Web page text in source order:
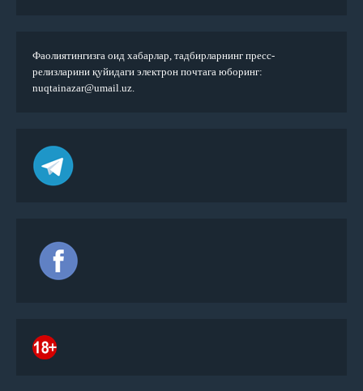
Фаолиятингизга оид хабарлар, тадбирларнинг пресс-
релизларини қуйидаги электрон почтага юборинг:
nuqtainazar@umail.uz.